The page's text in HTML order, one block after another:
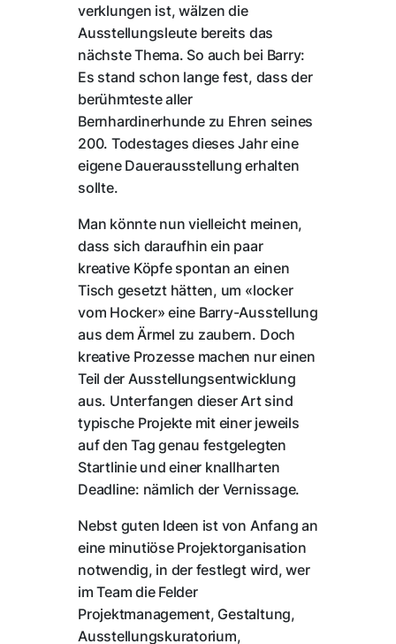
verklungen ist, wälzen die
Ausstellungsleute bereits das
nächste Thema. So auch bei Barry:
Es stand schon lange fest, dass der
berühmteste aller
Bernhardinerhunde zu Ehren seines
200. Todestages dieses Jahr eine
eigene Dauerausstellung erhalten
sollte.
Man könnte nun vielleicht meinen,
dass sich daraufhin ein paar
kreative Köpfe spontan an einen
Tisch gesetzt hätten, um «locker
vom Hocker» eine Barry-Ausstellung
aus dem Ärmel zu zaubern. Doch
kreative Prozesse machen nur einen
Teil der Ausstellungsentwicklung
aus. Unterfangen dieser Art sind
typische Projekte mit einer jeweils
auf den Tag genau festgelegten
Startlinie und einer knallharten
Deadline: nämlich der Vernissage.
Nebst guten Ideen ist von Anfang an
eine minutiöse Projektorganisation
notwendig, in der festlegt wird, wer
im Team die Felder
Projektmanagement, Gestaltung,
Ausstellungskuratorium,